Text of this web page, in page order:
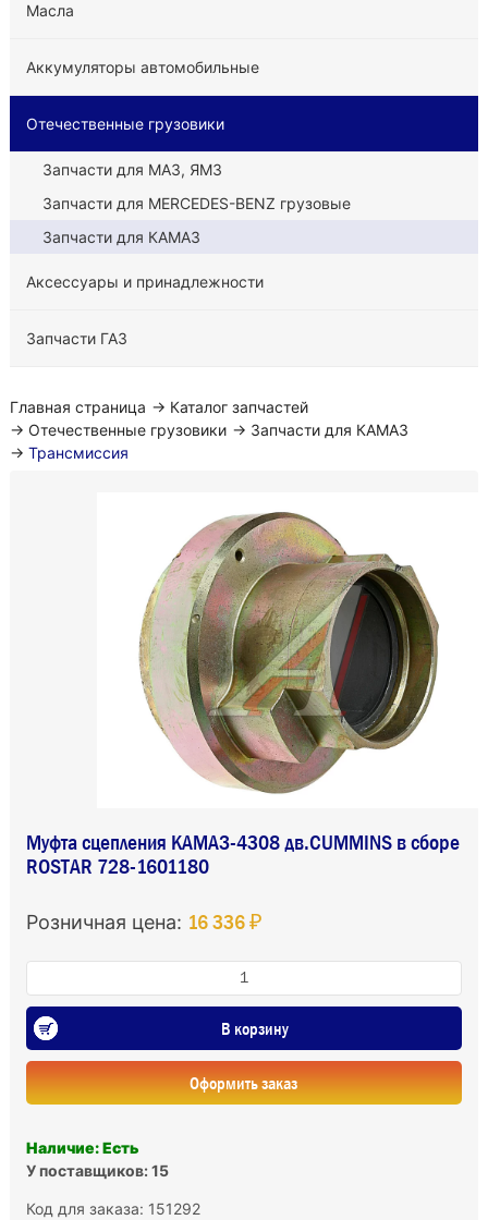
Масла
Аккумуляторы автомобильные
Отечественные грузовики
Запчасти для МАЗ, ЯМЗ
Запчасти для MERCEDES-BENZ грузовые
Запчасти для КАМАЗ
Аксессуары и принадлежности
Запчасти ГАЗ
Главная страница → Каталог запчастей
→ Отечественные грузовики → Запчасти для КАМАЗ
→ Трансмиссия
Муфта сцепления КАМАЗ-4308 дв.CUMMINS в сборе
ROSTAR 728-1601180
Розничная цена: 16 336 ₽
В корзину
Оформить заказ
Наличие: Есть
У поставщиков: 15
Код для заказа: 151292